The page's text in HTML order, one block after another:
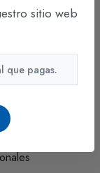
de
sitio web
que pagas.